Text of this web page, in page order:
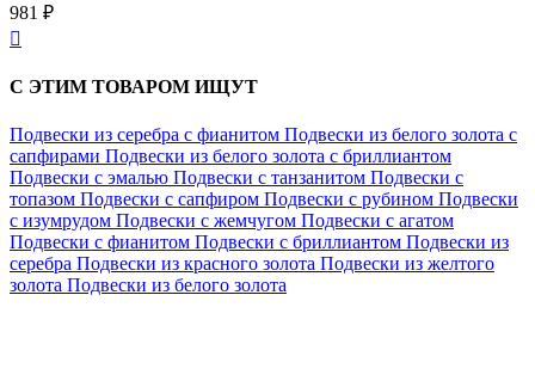
981 ₽

С ЭТИМ ТОВАРОМ ИЩУТ
Подвески из серебра с фианитом Подвески из белого золота с
сапфирами Подвески из белого золота с бриллиантом
Подвески с эмалью Подвески с танзанитом Подвески с
топазом Подвески с сапфиром Подвески с рубином Подвески
с изумрудом Подвески с жемчугом Подвески с агатом
Подвески с фианитом Подвески с бриллиантом Подвески из
серебра Подвески из красного золота Подвески из желтого
золота Подвески из белого золота